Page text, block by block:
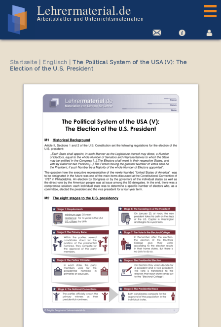
Lehrermaterial.de
Arbeitsblätter und Unterrichtsmaterialien
Startseite| Englisch |The Political System of the USA (V): The
Election of the U.S. President